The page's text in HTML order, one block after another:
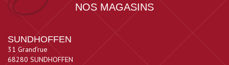
NOS MAGASINS
SUNDHOFFEN
31 Grand’rue
68280 SUNDHOFFEN